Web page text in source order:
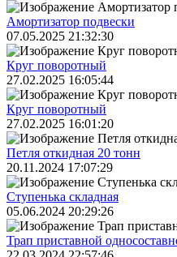
Амортизатор подвески
07.05.2025 21:32:30
Круг поворотный
27.02.2025 16:05:44
Круг поворотный
27.02.2025 16:01:20
Петля откидная 20 тонн
20.11.2024 17:07:29
Ступенька складная
05.06.2024 20:29:26
Трап приставной